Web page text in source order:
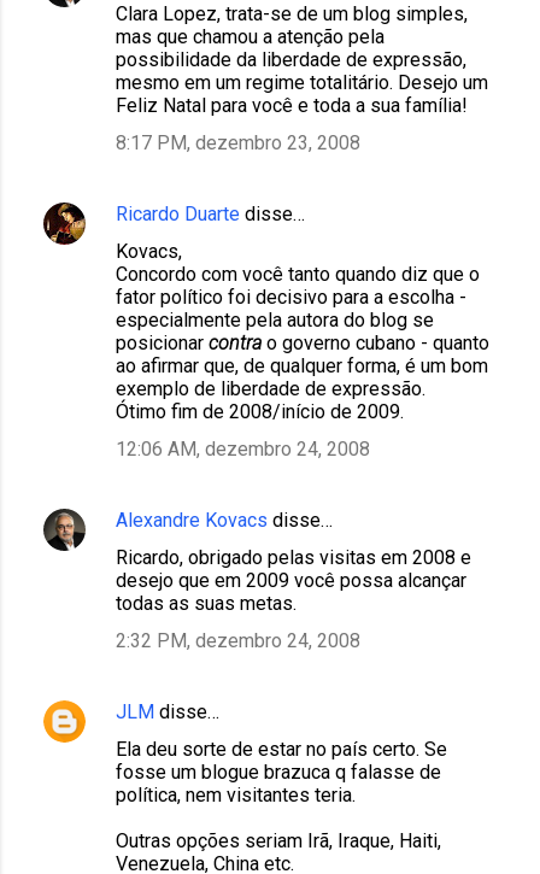
Clara Lopez, trata-se de um blog simples,
mas que chamou a atenção pela
possibilidade da liberdade de expressão,
mesmo em um regime totalitário. Desejo um
Feliz Natal para você e toda a sua família!
8:17 PM, dezembro 23, 2008
Ricardo Duarte disse…
Kovacs,
Concordo com você tanto quando diz que o
fator político foi decisivo para a escolha -
especialmente pela autora do blog se
posicionar contra o governo cubano - quanto
ao afirmar que, de qualquer forma, é um bom
exemplo de liberdade de expressão.
Ótimo fim de 2008/início de 2009.
12:06 AM, dezembro 24, 2008
Alexandre Kovacs disse…
Ricardo, obrigado pelas visitas em 2008 e
desejo que em 2009 você possa alcançar
todas as suas metas.
2:32 PM, dezembro 24, 2008
JLM disse…
Ela deu sorte de estar no país certo. Se
fosse um blogue brazuca q falasse de
política, nem visitantes teria.
Outras opções seriam Irã, Iraque, Haiti,
Venezuela, China etc.